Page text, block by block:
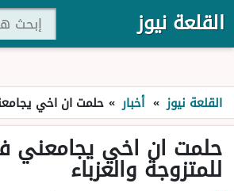
القلعة نيوز
القلعة نيوز » أخبار » حلمت ان اخي يجامعني في
حلمت ان اخي يجامعني
للمتزوجة والعزباء